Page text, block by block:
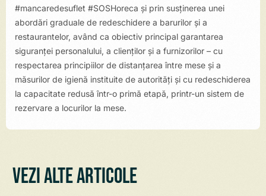
#mancaredesuflet #SOSHoreca și prin susținerea unei
abordări graduale de redeschidere a barurilor și a
restaurantelor, având ca obiectiv principal garantarea
siguranței personalului, a clienților și a furnizorilor – cu
respectarea principiilor de distanțarea între mese și a
măsurilor de igienă instituite de autorități și cu redeschiderea
la capacitate redusă într-o primă etapă, printr-un sistem de
rezervare a locurilor la mese.
Vezi alte articole